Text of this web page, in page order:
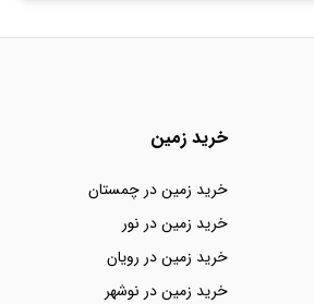
خرید زمین
خرید زمین در چمستان
خرید زمین در نور
خرید زمین در رویان
خرید زمین در نوشهر